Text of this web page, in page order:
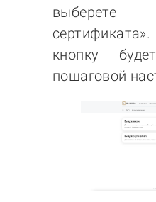
выберете
кнопку
пошаговой